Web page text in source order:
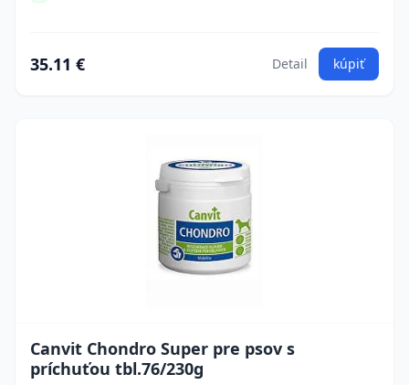
35.11 € Detail kúpiť
Canvit Chondro Super pre psov s
príchuťou tbl.76/230g